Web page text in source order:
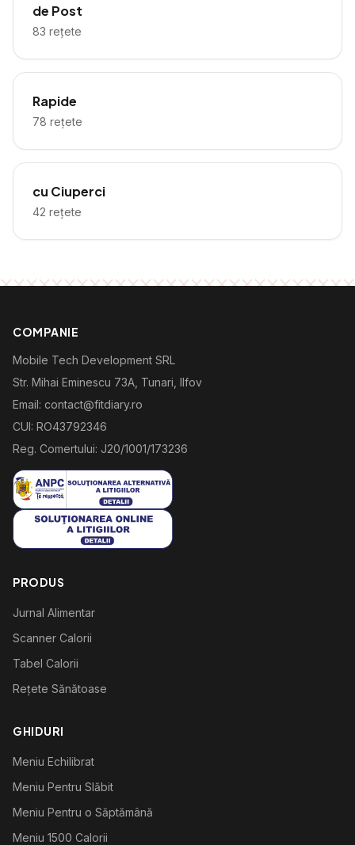
de Post
83 rețete
Rapide
78 rețete
cu Ciuperci
42 rețete
COMPANIE
Mobile Tech Development SRL
Str. Mihai Eminescu 73A, Tunari, Ilfov
Email: contact@fitdiary.ro
CUI: RO43792346
Reg. Comertului: J20/1001/173236
PRODUS
Jurnal Alimentar
Scanner Calorii
Tabel Calorii
Rețete Sănătoase
GHIDURI
Meniu Echilibrat
Meniu Pentru Slăbit
Meniu Pentru o Săptămână
Meniu 1500 Calorii